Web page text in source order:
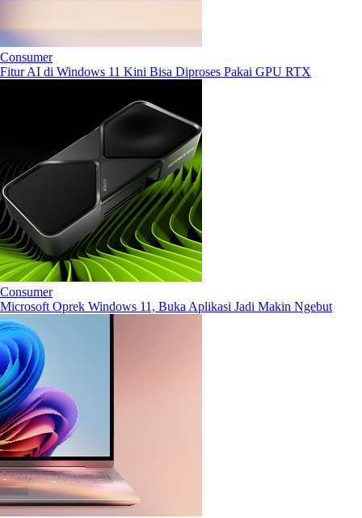
Consumer
Fitur AI di Windows 11 Kini Bisa Diproses Pakai GPU RTX
Consumer
Microsoft Oprek Windows 11, Buka Aplikasi Jadi Makin Ngebut